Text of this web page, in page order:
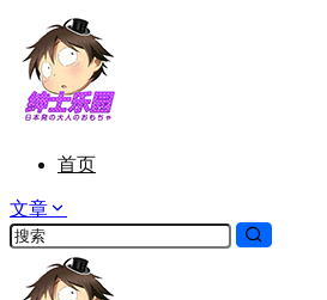
首页
文章